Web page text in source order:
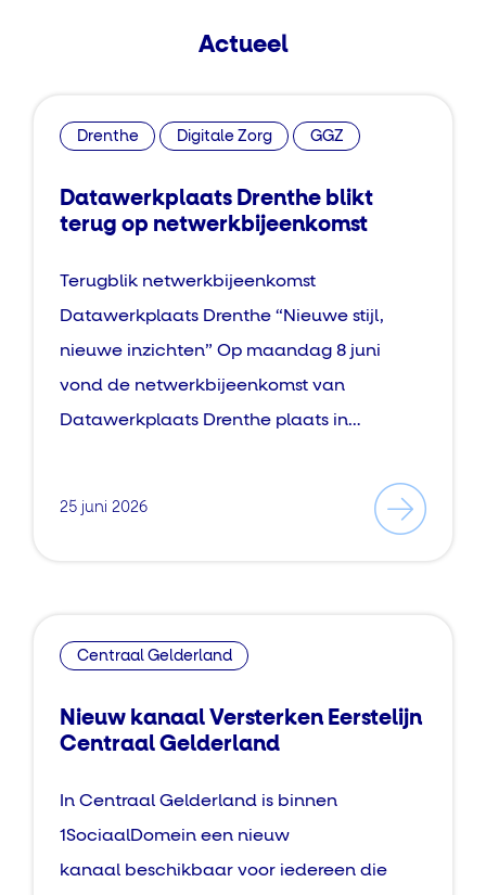
Actueel
Drenthe Digitale Zorg GGZ
Datawerkplaats Drenthe blikt
terug op netwerkbijeenkomst
Terugblik netwerkbijeenkomst
Datawerkplaats Drenthe “Nieuwe stijl,
nieuwe inzichten” Op maandag 8 juni
vond de netwerkbijeenkomst van
Datawerkplaats Drenthe plaats in…
25 juni 2026
Centraal Gelderland
Nieuw kanaal Versterken Eerstelijn
Centraal Gelderland
In Centraal Gelderland is binnen
1SociaalDomein een nieuw
kanaal beschikbaar voor iedereen die